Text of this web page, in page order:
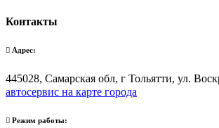
Контакты
Адрес:
445028, Самарская обл, г Тольятти, ул.
автосервис на карте города
Режим работы: